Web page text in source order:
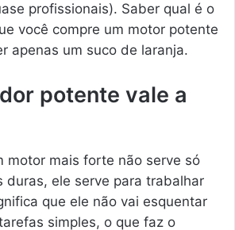
profissionais). Saber qual é o
você compre um motor potente
apenas um suco de laranja.
potente vale a
motor mais forte não serve só
duras, ele serve para trabalhar
que ele não vai esquentar
simples, o que faz o